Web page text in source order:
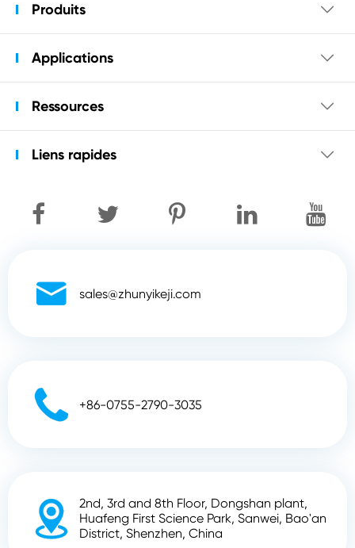
Produits 
Applications 
Ressources 
Liens rapides 
 sales@zhunyikeji.com
 +86-0755-2790-3035

2nd, 3rd and 8th Floor, Dongshan plant,
Huafeng First Science Park, Sanwei, Bao'an
District, Shenzhen, China